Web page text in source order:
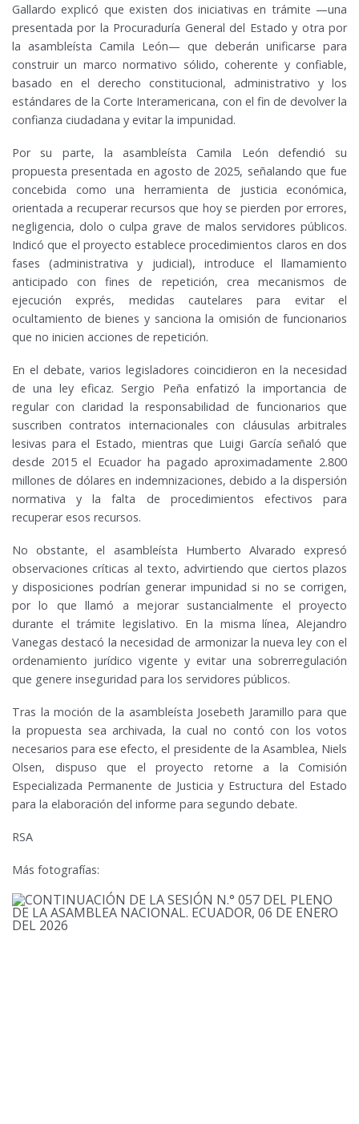
Gallardo explicó que existen dos iniciativas en trámite —una
presentada por la Procuraduría General del Estado y otra por
la asambleísta Camila León— que deberán unificarse para
construir un marco normativo sólido, coherente y confiable,
basado en el derecho constitucional, administrativo y los
estándares de la Corte Interamericana, con el fin de devolver la
confianza ciudadana y evitar la impunidad.
Por su parte, la asambleísta Camila León defendió su
propuesta presentada en agosto de 2025, señalando que fue
concebida como una herramienta de justicia económica,
orientada a recuperar recursos que hoy se pierden por errores,
negligencia, dolo o culpa grave de malos servidores públicos.
Indicó que el proyecto establece procedimientos claros en dos
fases (administrativa y judicial), introduce el llamamiento
anticipado con fines de repetición, crea mecanismos de
ejecución exprés, medidas cautelares para evitar el
ocultamiento de bienes y sanciona la omisión de funcionarios
que no inicien acciones de repetición.
En el debate, varios legisladores coincidieron en la necesidad
de una ley eficaz. Sergio Peña enfatizó la importancia de
regular con claridad la responsabilidad de funcionarios que
suscriben contratos internacionales con cláusulas arbitrales
lesivas para el Estado, mientras que Luigi García señaló que
desde 2015 el Ecuador ha pagado aproximadamente 2.800
millones de dólares en indemnizaciones, debido a la dispersión
normativa y la falta de procedimientos efectivos para
recuperar esos recursos.
No obstante, el asambleísta Humberto Alvarado expresó
observaciones críticas al texto, advirtiendo que ciertos plazos
y disposiciones podrían generar impunidad si no se corrigen,
por lo que llamó a mejorar sustancialmente el proyecto
durante el trámite legislativo. En la misma línea, Alejandro
Vanegas destacó la necesidad de armonizar la nueva ley con el
ordenamiento jurídico vigente y evitar una sobrerregulación
que genere inseguridad para los servidores públicos.
Tras la moción de la asambleísta Josebeth Jaramillo para que
la propuesta sea archivada, la cual no contó con los votos
necesarios para ese efecto, el presidente de la Asamblea, Niels
Olsen, dispuso que el proyecto retorne a la Comisión
Especializada Permanente de Justicia y Estructura del Estado
para la elaboración del informe para segundo debate.
RSA
Más fotografías: